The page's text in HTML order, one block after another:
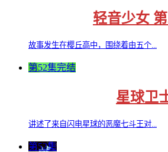
轻音少女
故事发生在樱丘高中，围绕着由五个...
第52集完结
星球卫
讲述了来自闪电星球的恶魔七斗王对...
第52集